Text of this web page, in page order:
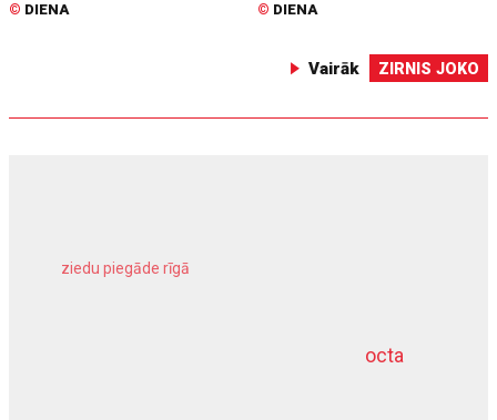
© DIENA © DIENA
Vairāk ZIRNIS JOKO
octa
ziedu piegāde rīgā
dziļurbums